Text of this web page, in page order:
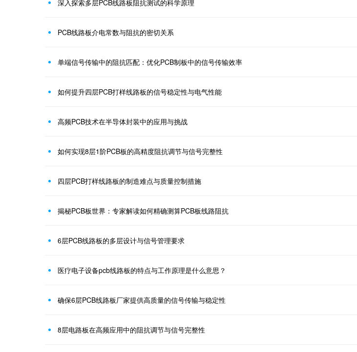
​深入探索多层PCB线路板阻抗测试的科学原理
PCB线路板介电常数与阻抗的密切关系
单端信号传输中的阻抗匹配：优化PCB制板中的信号传输效率
如何提升四层PCB打样线路板的信号稳定性与电气性能
高频PCB技术在半导体封装中的应用与挑战
如何实现8层1阶PCB板的高精度阻抗调节与信号完整性
四层PCB打样线路板的制造难点与质量控制措施
揭秘PCB板世界：专家解读如何精确测算PCB板线路阻抗
6层PCB线路板的多层设计与信号管理要求
医疗电子设备pcb线路板的特点与工作原理是什么意思？
确保6层PCB线路板厂家提供高质量的信号传输与稳定性
8层电路板在高频应用中的阻抗调节与信号完整性